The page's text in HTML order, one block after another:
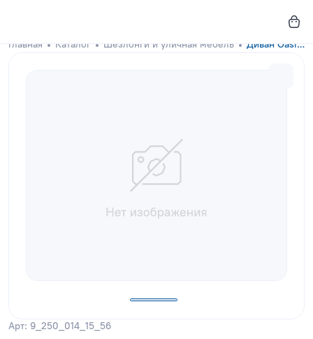
Главная Каталог Шезлонги и уличная мебель Диван Oasis Royal Purple
Арт: 9_250_014_15_56